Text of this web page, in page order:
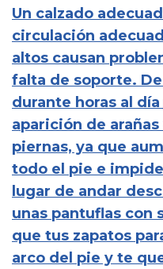
Un calzado
circulación
altos causan
falta de soporte.
durante horas al
aparición de
piernas, ya que
todo el pie e
lugar de andar
unas pantuflas con
que tus zapatos
arco del pie y te